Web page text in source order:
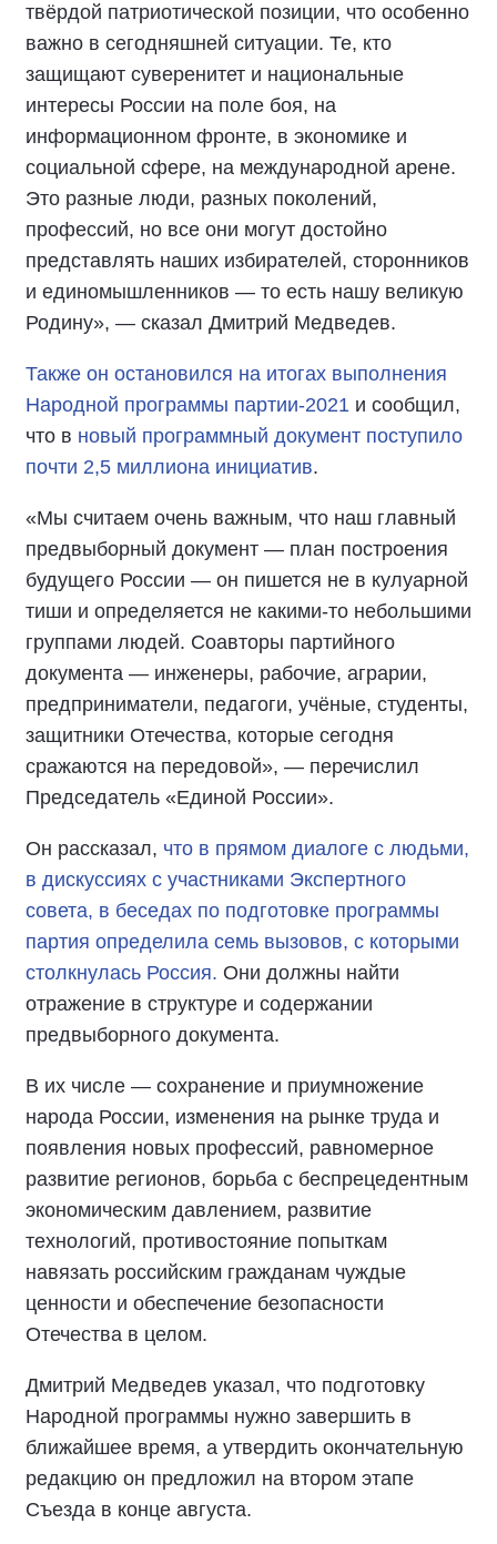
твёрдой патриотической позиции, что особенно
важно в сегодняшней ситуации. Те, кто
защищают суверенитет и национальные
интересы России на поле боя, на
информационном фронте, в экономике и
социальной сфере, на международной арене.
Это разные люди, разных поколений,
профессий, но все они могут достойно
представлять наших избирателей, сторонников
и единомышленников — то есть нашу великую
Родину», — сказал Дмитрий Медведев.
Также он остановился на итогах выполнения
Народной программы партии-2021 и сообщил,
что в новый программный документ поступило
почти 2,5 миллиона инициатив.
«Мы считаем очень важным, что наш главный
предвыборный документ — план построения
будущего России — он пишется не в кулуарной
тиши и определяется не какими-то небольшими
группами людей. Соавторы партийного
документа — инженеры, рабочие, аграрии,
предприниматели, педагоги, учёные, студенты,
защитники Отечества, которые сегодня
сражаются на передовой», — перечислил
Председатель «Единой России».
Он рассказал, что в прямом диалоге с людьми,
в дискуссиях с участниками Экспертного
совета, в беседах по подготовке программы
партия определила семь вызовов, с которыми
столкнулась Россия. Они должны найти
отражение в структуре и содержании
предвыборного документа.
В их числе — сохранение и приумножение
народа России, изменения на рынке труда и
появления новых профессий, равномерное
развитие регионов, борьба с беспрецедентным
экономическим давлением, развитие
технологий, противостояние попыткам
навязать российским гражданам чуждые
ценности и обеспечение безопасности
Отечества в целом.
Дмитрий Медведев указал, что подготовку
Народной программы нужно завершить в
ближайшее время, а утвердить окончательную
редакцию он предложил на втором этапе
Съезда в конце августа.